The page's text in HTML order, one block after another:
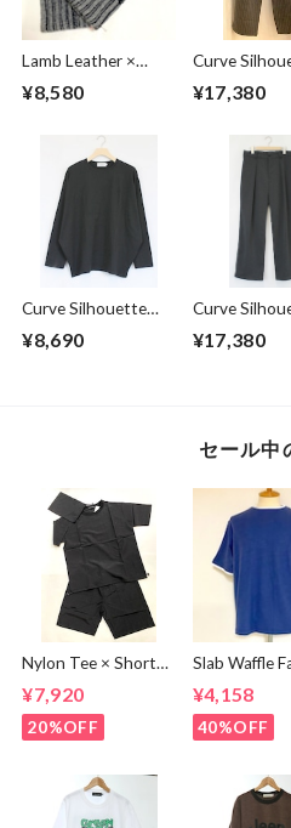
Lamb Leather ×
Harris Tweed
Combination
¥8,580
Curve
Slacks
Stripe
¥17,380
Curve Silhouette
Cut & Sewn Black
¥8,690
Curve
Slacks
Charcoal
¥17,380
セール中
Nylon Tee × Shorts
¥7,920
20%OFF
Slab Waffle
Cut & Sewn
¥4,158
40%OFF